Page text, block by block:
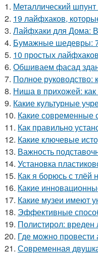
1. Металлический
2. 19 лайфхаков,
3. Лайфхаки для Дома:
4. Бумажные шедевры: 7
5. 10 простых
6. Обшиваем фасад
7. Полное
8. Ниша в прихожей:
9. Какие культурные
10. Какие современные
11. Как правильно
12. Какие ключевые
13. Важность
14. Установка
15. Как я борюсь с
16. Какие
17. Какие музеи имеют
18. Эффективные
19. Полистирол: вреден
20. Где можно провести
21. Современная